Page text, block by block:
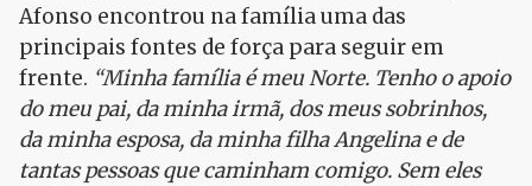
Afonso encontrou na família uma das
principais fontes de força para seguir em
frente. “Minha família é meu Norte. Tenho o apoio
do meu pai, da minha irmã, dos meus sobrinhos,
da minha esposa, da minha filha Angelina e de
tantas pessoas que caminham comigo. Sem eles